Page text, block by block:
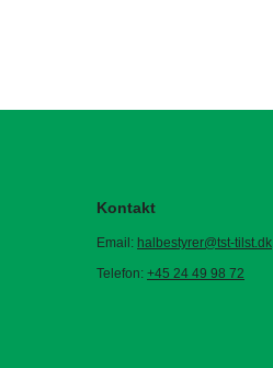
Kontakt
Email: halbestyrer@tst-tilst.dk
Telefon: +45 24 49 98 72